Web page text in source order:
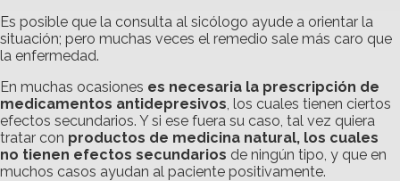
Es posible que la consulta al sicólogo ayude a orientar la
situación; pero muchas veces el remedio sale más caro que
la enfermedad.
En muchas ocasiones es necesaria la prescripción de
medicamentos antidepresivos , los cuales tienen ciertos
efectos secundarios. Y si ese fuera su caso, tal vez quiera
tratar con productos de medicina natural, los cuales
no tienen efectos secundarios de ningún tipo, y que en
muchos casos ayudan al paciente positivamente.